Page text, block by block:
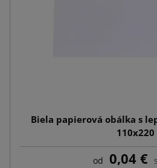
Biela papierová obálka s
110x220
od 0,04 €